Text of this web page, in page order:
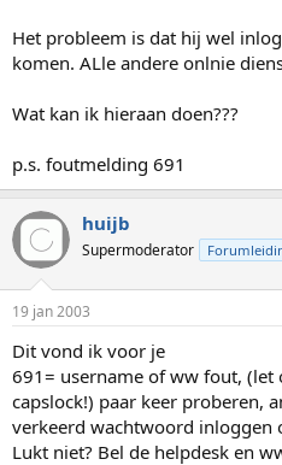
Het probleem is dat hij wel
komen. ALle andere onlnie
Wat kan ik hieraan doen???
p.s. foutmelding 691
huijb
Supermoderator
19 jan 2003
Dit vond ik voor je
691= username of ww fout, (let
capslock!) paar keer proberen,
verkeerd wachtwoord inloggen
Lukt niet? Bel de helpdesk en